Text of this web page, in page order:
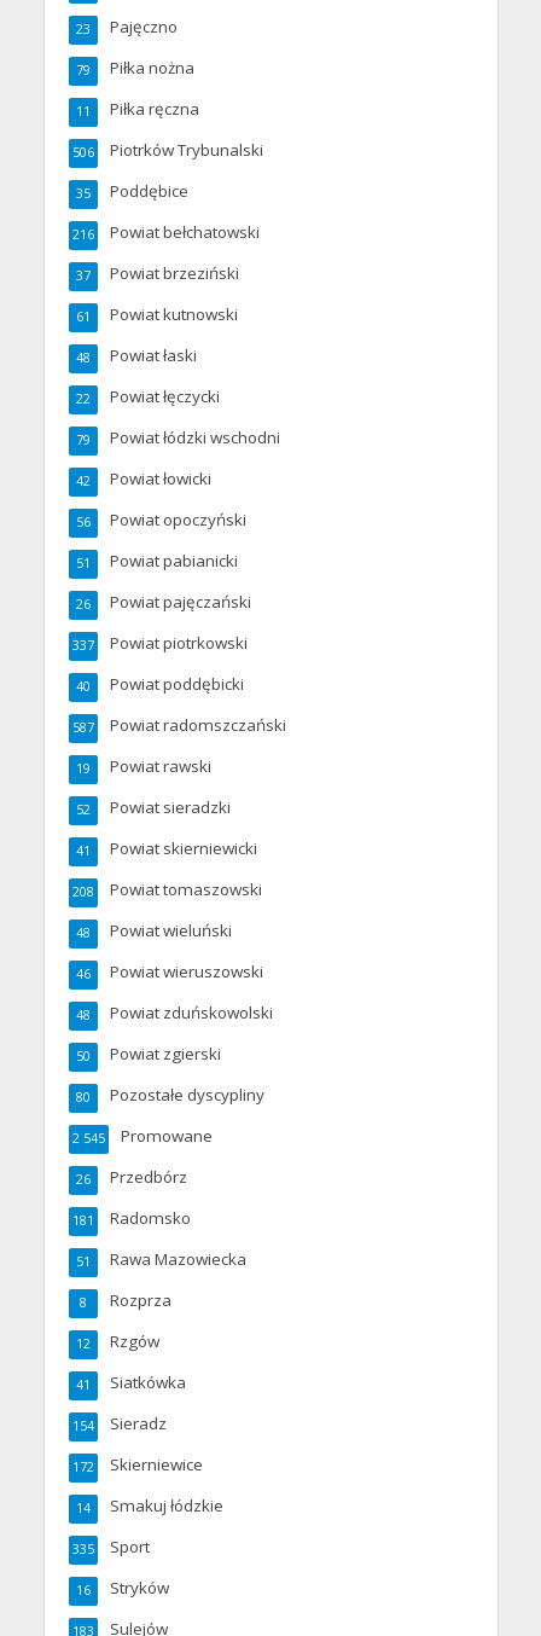
Pajęczno
23
Piłka nożna
79
Piłka ręczna
11
Piotrków Trybunalski
506
Poddębice
35
Powiat bełchatowski
216
Powiat brzeziński
37
Powiat kutnowski
61
Powiat łaski
48
Powiat łęczycki
22
Powiat łódzki wschodni
79
Powiat łowicki
42
Powiat opoczyński
56
Powiat pabianicki
51
Powiat pajęczański
26
Powiat piotrkowski
337
Powiat poddębicki
40
Powiat radomszczański
587
Powiat rawski
19
Powiat sieradzki
52
Powiat skierniewicki
41
Powiat tomaszowski
208
Powiat wieluński
48
Powiat wieruszowski
46
Powiat zduńskowolski
48
Powiat zgierski
50
Pozostałe dyscypliny
80
Promowane
2 545
Przedbórz
26
Radomsko
181
Rawa Mazowiecka
51
Rozprza
8
Rzgów
12
Siatkówka
41
Sieradz
154
Skierniewice
172
Smakuj łódzkie
14
Sport
335
Stryków
16
Sulejów
183